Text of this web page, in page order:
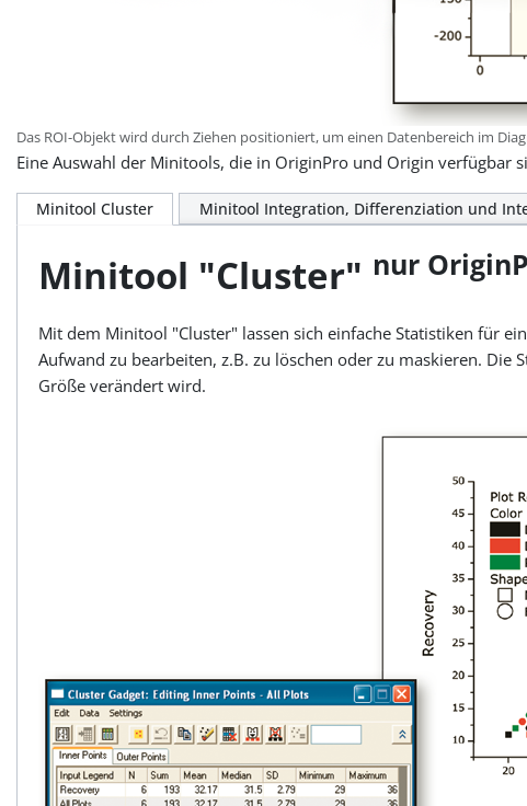
Das ROI-Objekt wird durch Ziehen positioniert, um einen Datenbereich im
Eine Auswahl der Minitools, die in OriginPro und Origin verfügbar
Minitool Cluster Minitool Integration, Differenziation und
Minitool "Cluster" nur
Mit dem Minitool "Cluster" lassen sich einfache Statistiken für
Aufwand zu bearbeiten, z.B. zu löschen oder zu maskieren.
Größe verändert wird.